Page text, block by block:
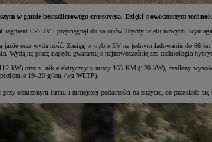
w gamie bestsellerowego crossovera. Dzięki nowoczesnym
C-SUV i przyciągnął do salonów Toyoty wielu nowych,
oraz wydajność. Zasięg w trybie EV na jednym ładowaniu do
Wydajną pracę napędu gwarantuje najnowocześniejsza technologia
kW) oraz silnik elektryczny o mocy 163 KM (120 kW), zasilany
19–20 g/km (wg WLTP).
obniżonym tarciu i mniejszej podatności na zużycie, co